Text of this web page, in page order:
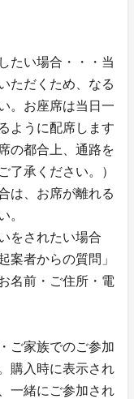
たい場合・・・当
ただくため、なる
。お座席は当日一
ように配席します
の都合上、通路を
了承ください。）
は、お席が離れる
。
をされたい場合
案者からの質問」
名前・ご住所・電
ご家族でのご参加
購入時に表示され
一緒にご参加され